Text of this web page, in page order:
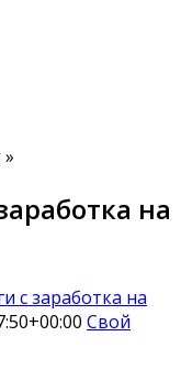
на
с заработка на
Свой